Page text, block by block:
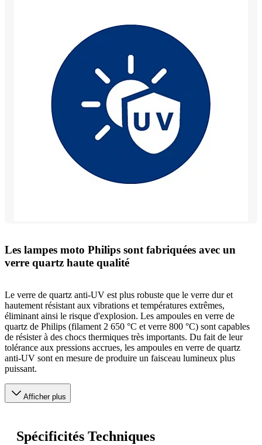
Les lampes moto Philips sont fabriquées avec un
verre quartz haute qualité
Le verre de quartz anti-UV est plus robuste que le verre dur et
hautement résistant aux vibrations et températures extrêmes,
éliminant ainsi le risque d'explosion. Les ampoules en verre de
quartz de Philips (filament 2 650 °C et verre 800 °C) sont capables
de résister à des chocs thermiques très importants. Du fait de leur
tolérance aux pressions accrues, les ampoules en verre de quartz
anti-UV sont en mesure de produire un faisceau lumineux plus
puissant.
Afficher plus
Spécificités Techniques